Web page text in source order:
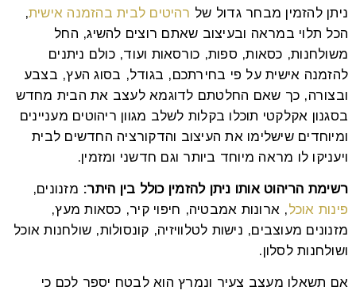
ניתן להזמין מבחר גדול של רהיטים לבית בהזמנה אישית,
הכל תלוי במראה ובעיצוב שאתם רוצים להשיג, החל
משולחנות, כסאות, ספות, כורסאות ועוד, כולם ניתנים
להזמנה אישית על פי בחירתכם, בגודל, בסוג העץ, בצבע
ובצורה, כך שאם החלטתם לדוגמא לעצב את הבית מחדש
בסגנון אקלקטי תוכלו בקלות לשלב מגוון ריהוטים מעניינים
ומיוחדים שישלימו את העיצוב והדקורציה החדשים לבית
ויעניקו לו מראה מיוחד ביותר וגם חדשני ומזמין.
רשימת הריהוט אותו ניתן להזמין כולל בין היתר: מזנונים,
פינות אוכל, ארונות אמבטיה, חיפוי קיר, כסאות מעץ,
מזנונים מעוצבים, נישות לטלוויזיה, קונסולות, שולחנות אוכל
ושולחנות לסלון.
אם תשאלו מעצב צעיר ונמרץ הוא לבטח יספר לכם כי